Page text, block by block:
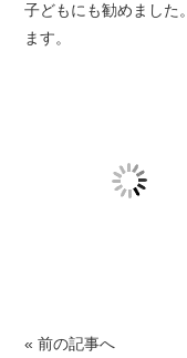
子どもにも勧めました
ます。
« 前の記事へ